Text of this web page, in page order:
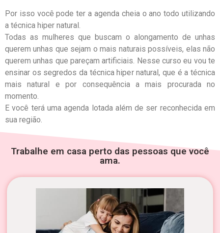
Por isso você pode ter a agenda cheia o ano todo utilizando
a técnica hiper natural.
Todas as mulheres que buscam o alongamento de unhas
querem unhas que sejam o mais naturais possíveis, elas não
querem unhas que pareçam artificiais. Nesse curso eu vou te
ensinar os segredos da técnica hiper natural, que é a técnica
mais natural e por consequência a mais procurada no
momento.
E você terá uma agenda lotada além de ser reconhecida em
sua região.
Trabalhe em casa perto das pessoas que você
ama.